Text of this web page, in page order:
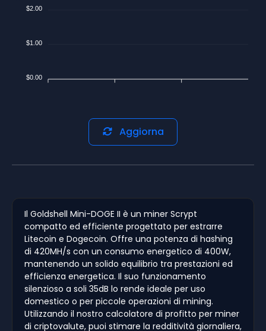
$2.00
$1.00
$0.00
Aggiorna
Il Goldshell Mini-DOGE II è un miner Scrypt
compatto ed efficiente progettato per estrarre
Litecoin e Dogecoin. Offre una potenza di hashing
di 420MH/s con un consumo energetico di 400W,
mantenendo un solido equilibrio tra prestazioni ed
efficienza energetica. Il suo funzionamento
silenzioso a soli 35dB lo rende ideale per uso
domestico o per piccole operazioni di mining.
Utilizzando il nostro calcolatore di profitto per miner
di criptovalute, puoi stimare la redditività giornaliera,